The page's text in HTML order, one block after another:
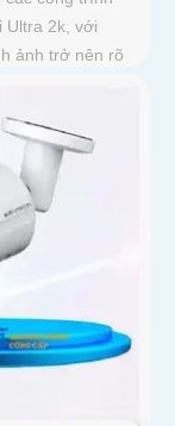
Ultra 2k, với
ảnh trở nên rõ